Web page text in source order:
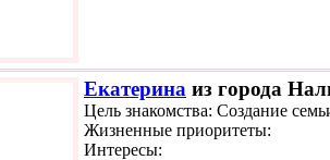
Екатерина из города
Цель знакомства: Создание
Жизненные приоритеты:
Интересы: